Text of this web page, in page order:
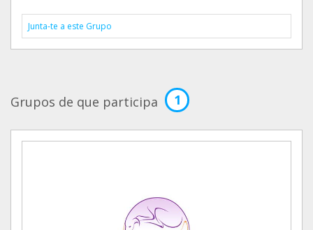
Junta-te a este Grupo
Grupos de que participa 1